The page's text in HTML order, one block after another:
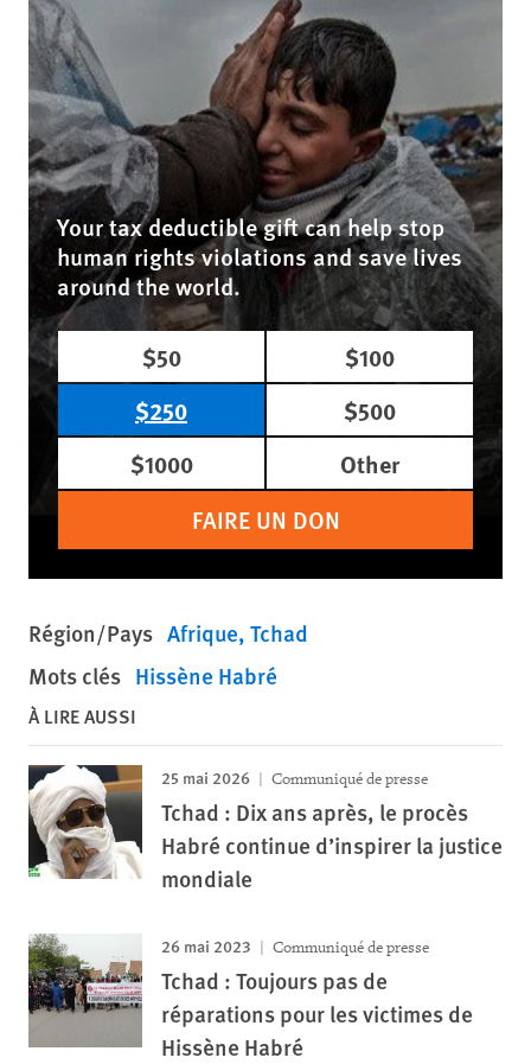
Your tax deductible gift can help stop
human rights violations and save lives
around the world.
$50
$100
$250
$500
$1000
Other
FAIRE UN DON
Région/Pays Afrique Tchad
Mots clés Hissène Habré
À LIRE AUSSI
25 mai 2026 Communiqué de presse
Tchad : Dix ans après, le procès
Habré continue d’inspirer la justice
mondiale
26 mai 2023 Communiqué de presse
Tchad : Toujours pas de
réparations pour les victimes de
Hissène Habré